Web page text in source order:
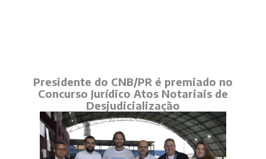
Presidente do CNB/PR é premiado no
Concurso Jurídico Atos Notariais de
Desjudicialização